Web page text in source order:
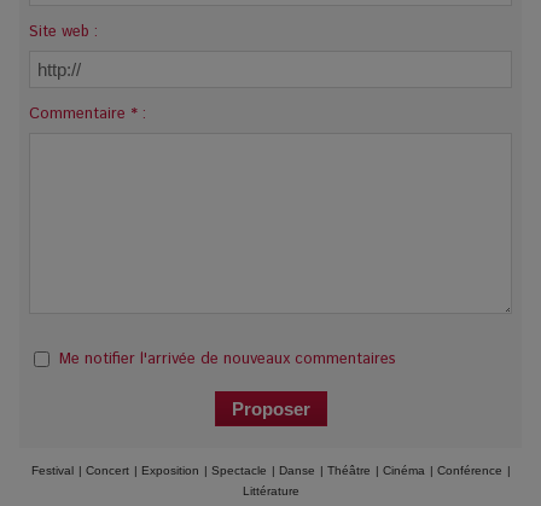
Site web :
Commentaire * :
Me notifier l'arrivée de nouveaux commentaires
Festival | Concert | Exposition | Spectacle | Danse | Théâtre | Cinéma | Conférence |
Littérature